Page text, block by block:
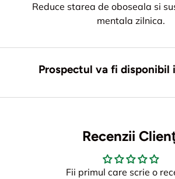
Reduce starea de oboseala si
mentala zilnica.
Prospectul va fi disponibil
Recenzii
Fii primul care scrie o